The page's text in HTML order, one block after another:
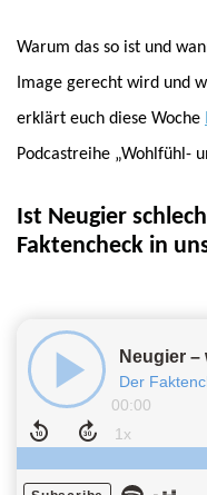
Warum das so ist und
Image gerecht wird und
erklärt euch diese Woche
Podcastreihe „Wohlfühl-
Ist Neugier
Faktencheck in